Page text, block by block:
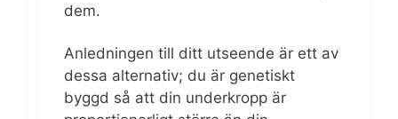
dem.
Anledningen till ditt utseende är ett av
dessa alternativ; du är genetiskt
byggd så att din underkropp är